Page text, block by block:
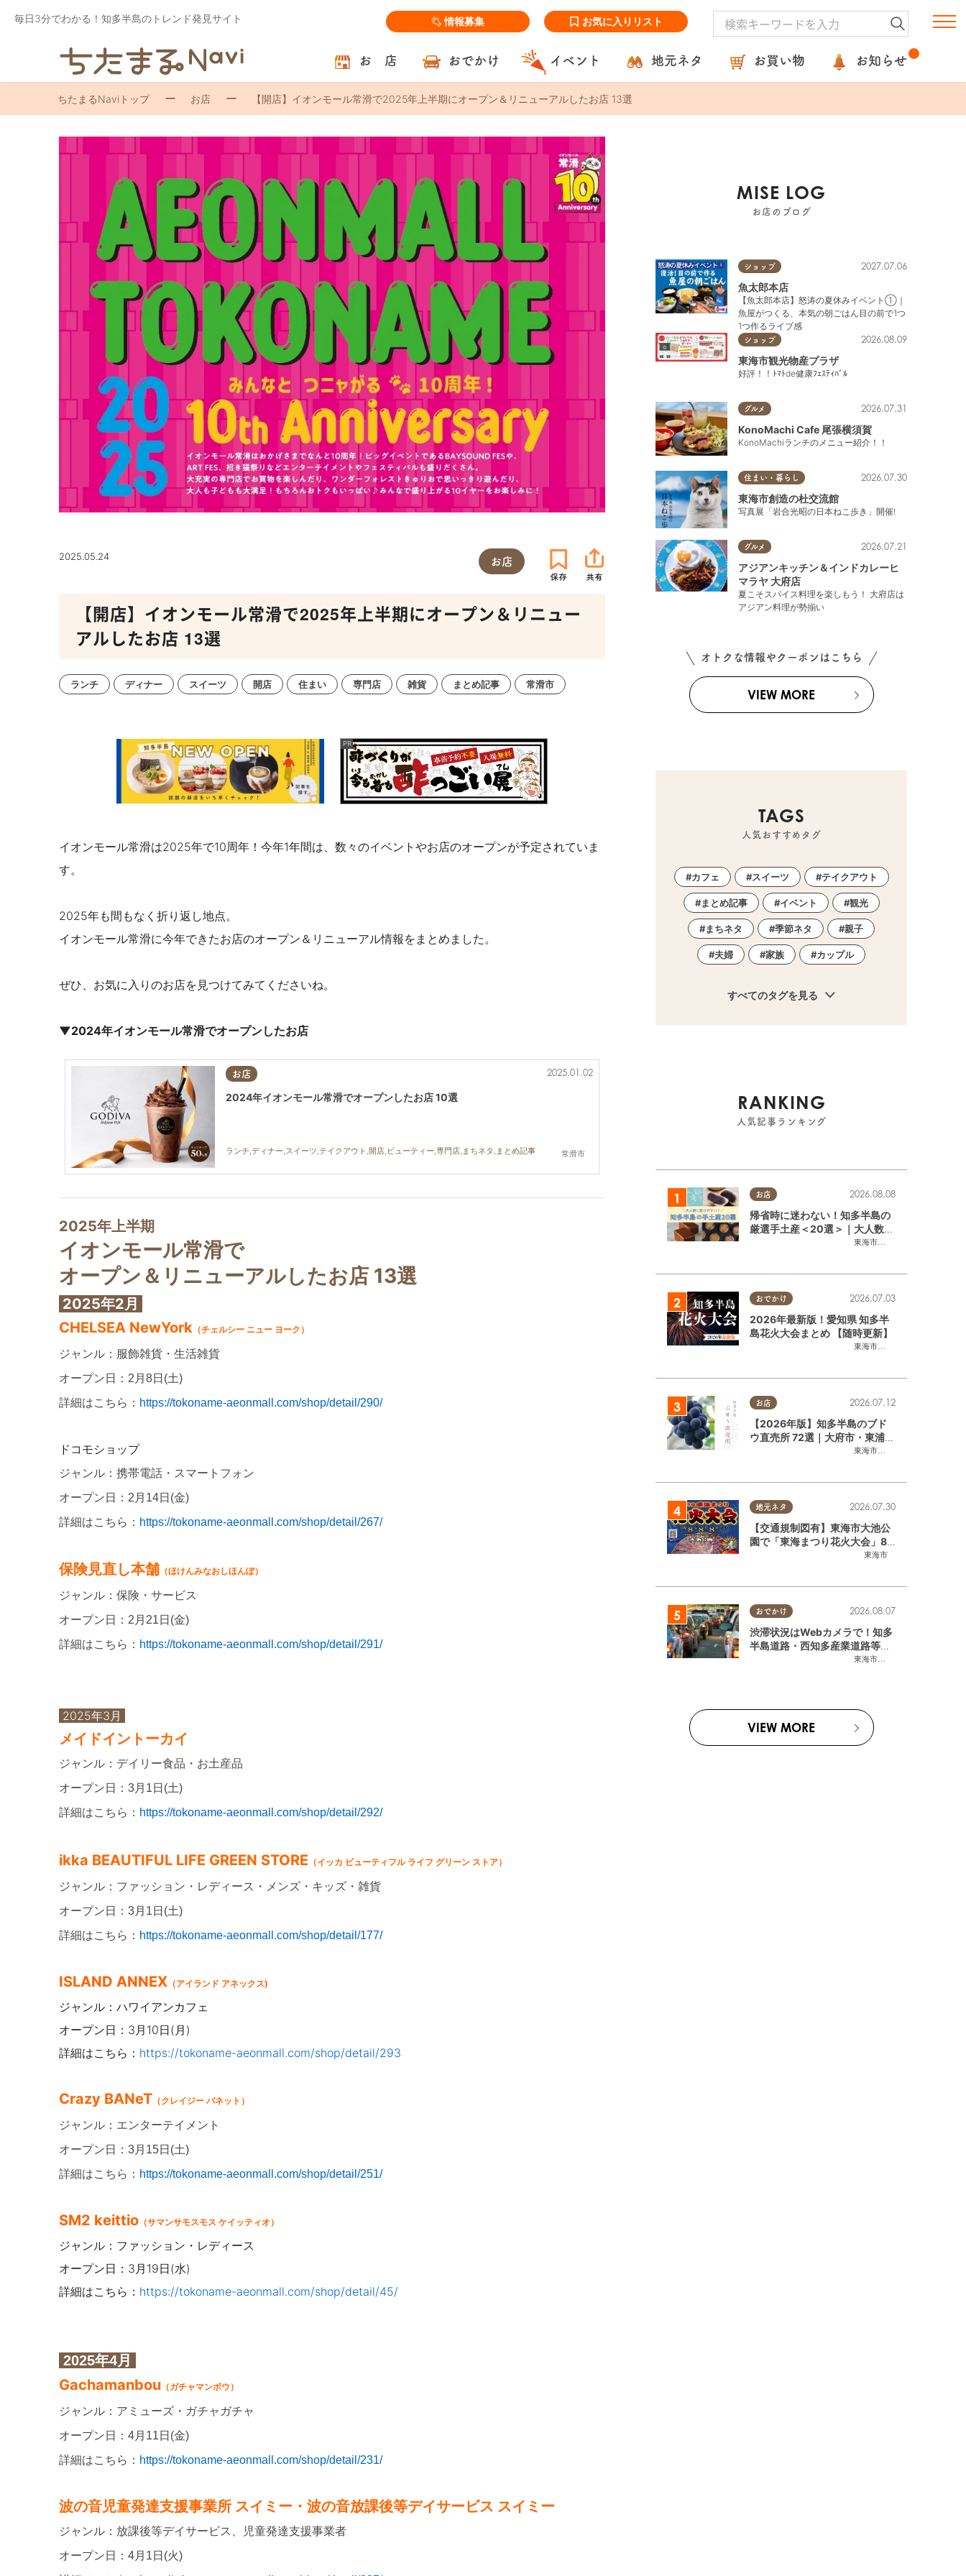
毎日3分でわかる！知多半島のトレンド発見サイト 情報募集 お気に入りリスト
お 店 おでかけ イベント 地元ネタ お買い物 お知らせ
ちたまるNaviトップ お店 【開店】イオンモール常滑で2025年上半期にオープン＆リニューアルしたお店 13選
2025.05.24 お店
【開店】イオンモール常滑で2025年上半期にオープン＆リニュー
アルしたお店 13選
ランチ ディナー スイーツ 開店 住まい 専門店 雑貨 まとめ記事 常滑市
イオンモール常滑は2025年で10周年！今年1年間は、数々のイベントやお店のオープンが予定されていま
す。
2025年も間もなく折り返し地点。
イオンモール常滑に今年できたお店のオープン＆リニューアル情報をまとめました。
ぜひ、 お気に入りのお店を見つけてみてくださいね。
▼2024年イオンモール常滑でオープンしたお店
お店
常滑市
2025.01.02
2024年イオンモール常滑でオープンしたお店 10選
ランチ,ディナー,スイーツ,テイクアウト,開店,ビューティー,専門店,まちネタ,まとめ記事
2025年上半期
イオンモール常滑で
オープン＆リニューアルしたお店 13選
2025年2月
CHELSEA NewYork （チェルシー ニュー ヨーク）
ジャンル：服飾雑貨・生活雑貨
オープン日：2月8日(土)
詳細はこちら： https://tokoname-aeonmall.com/shop/detail/290/
ドコモショップ
ジャンル：携帯電話・スマートフォン
オープン日：2月14日(金)
詳細はこちら： https://tokoname-aeonmall.com/shop/detail/267/
保険見直し本舗 （ほけんみなおしほんぽ）
ジャンル：保険・サービス
オープン日：2月21日(金)
詳細はこちら： https://tokoname-aeonmall.com/shop/detail/291/
2025年3月
メイドイントーカイ
ジャンル：デイリー食品・お土産品
オープン日：3月1日(土)
詳細はこちら： https://tokoname-aeonmall.com/shop/detail/292/
ikka BEAUTIFUL LIFE GREEN STORE （イッカ ビューティフル ライフ グリーン ストア）
ジャンル：ファッション・レディース・メンズ・キッズ・雑貨
オープン日：3月1日(土)
詳細はこちら： https://tokoname-aeonmall.com/shop/detail/177/
ISLAND ANNEX （アイランド アネックス)
ジャンル：ハワイアンカフェ
オープン日：3月10日(月)
詳細はこちら： https://tokoname-aeonmall.com/shop/detail/293
Crazy BANeT （クレイジー バネット）
ジャンル：エンターテイメント
オープン日：3月15日(土)
詳細はこちら： https://tokoname-aeonmall.com/shop/detail/251/
SM2 keittio （サマンサモスモス ケイッティオ）
ジャンル：ファッション・レディース
オープン日：3月19日(水)
詳細はこちら： https://tokoname-aeonmall.com/shop/detail/45/
2025年4月
Gachamanbou （ガチャマンボウ）
ジャンル：アミューズ・ガチャガチャ
オープン日：4月11日(金)
詳細はこちら： https://tokoname-aeonmall.com/shop/detail/231/
波の音児童発達支援事業所 スイミー・波の音放課後等デイサービス スイミー
ジャンル：放課後等デイサービス、児童発達支援事業者
オープン日：4月1日(火)
MISE LOG
お店のブログ
ショップ 2027.07.06
魚太郎本店
【魚太郎本店】怒涛の夏休みイベント①｜
魚屋がつくる、本気の朝ごはん目の前で1つ
1つ作るライブ感
ショップ 2026.08.09
東海市観光物産プラザ
好評！！ﾄﾏﾄde健康ﾌｪｽﾃｨﾊﾞﾙ
グルメ 2026.07.31
KonoMachi Cafe 尾張横須賀
KonoMachiランチのメニュー紹介！！
住まい・暮らし 2026.07.30
東海市創造の杜交流館
写真展「岩合光昭の日本ねこ歩き」開催!
グルメ 2026.07.21
アジアンキッチン＆インドカレーヒ
マラヤ 大府店
夏こそスパイス料理を楽しもう！ 大府店は
アジアン料理が勢揃い
オトクな情報やクーポンはこちら
VIEW MORE
TAGS
人気おすすめタグ
カフェ スイーツ テイクアウト
まとめ記事 イベント 観光
まちネタ 季節ネタ 親子
夫婦 家族 カップル
すべてのタグを見る
RANKING
人気記事ランキング
お店
東海市
,大府市
2026.08.08
帰省時に迷わない！知多半島の
厳選手土産＜20選＞｜大人数に
配りやすい個包装ギフト
おでかけ
東海市
,大府市
2026.07.03
2026年最新版！愛知県 知多半
島花火大会まとめ 【随時更新】
お店
東海市
,大府市
2026.07.12
【2026年版】知多半島のブド
ウ直売所 72選｜大府市・東浦町
ほかエリア別に一挙紹介
地元ネタ
東海市
2026.07.30
【交通規制図有】東海市大池公
園で「東海まつり花火大会」8/
8(土)に開催｜購入方法や駐車場
おでかけ
東海市
,大府市
2026.08.07
渋滞状況はWebカメラで！知多
半島道路・西知多産業道路等の
VIEW MORE